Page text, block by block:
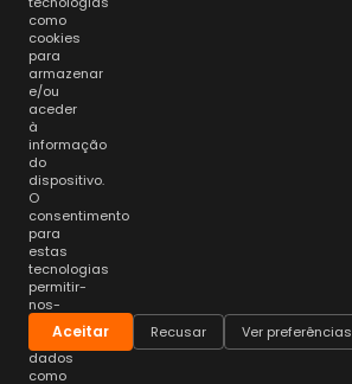
como
cookies
para
armazenar
e/ou
aceder
à
informação
do
dispositivo.
O
consentimento
para
estas
tecnologias
permitir-
nos-
á
processar
dados
como
Aceitar Recusar Ver preferências